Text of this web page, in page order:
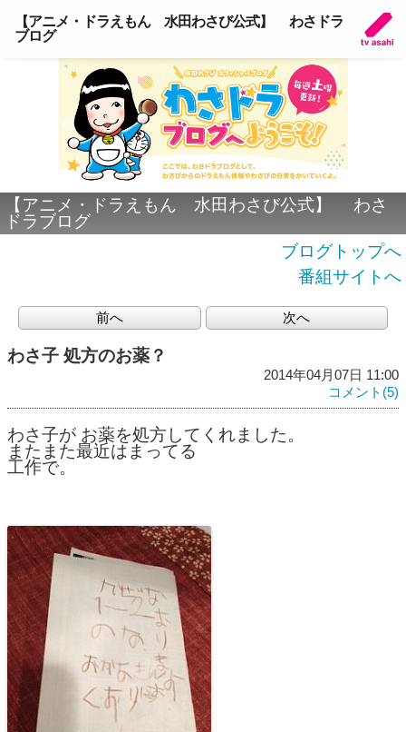
【アニメ・ドラえもん 水田わさび公式】 わさドラ
ブログ
【アニメ・ドラえもん 水田わさび公式】 わさ
ドラブログ
ブログトップへ
番組サイトへ
前へ 次へ
わさ子 処方のお薬？
2014年04月07日 11:00
コメント(5)
わさ子が お薬を処方してくれました。
またまた最近はまってる
工作で。